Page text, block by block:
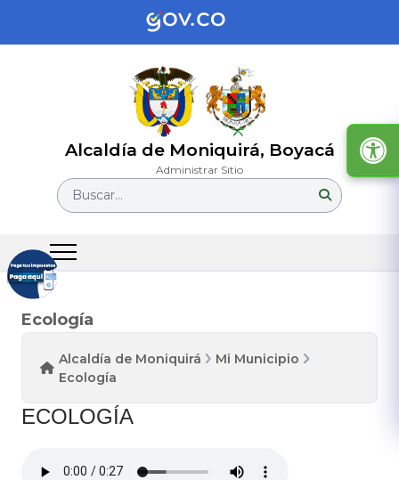
Alcaldía de Moniquirá, Boyacá
Administrar Sitio
Buscar...
Ecología
Alcaldía de Moniquirá
Mi Municipio
Ecología
ECOLOGÍA